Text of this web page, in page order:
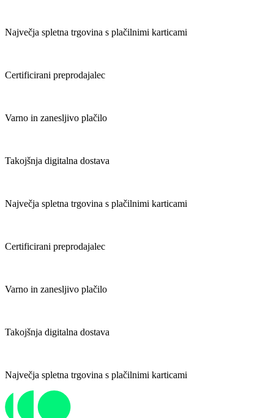
Največja spletna trgovina s plačilnimi karticami
Certificirani preprodajalec
Varno in zanesljivo plačilo
Takojšnja digitalna dostava
Največja spletna trgovina s plačilnimi karticami
Certificirani preprodajalec
Varno in zanesljivo plačilo
Takojšnja digitalna dostava
Največja spletna trgovina s plačilnimi karticami